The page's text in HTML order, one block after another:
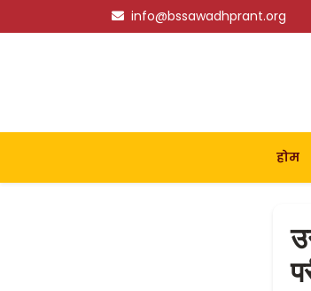
info@bssawadhprant.org
होम